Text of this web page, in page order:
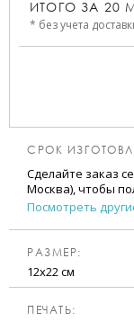
ИТОГО ЗА 20
* без учета
СРОК
Сделайте заказ
Москва), чтобы
Посмотреть
РАЗМЕР:
12х22 см
ПЕЧАТЬ: